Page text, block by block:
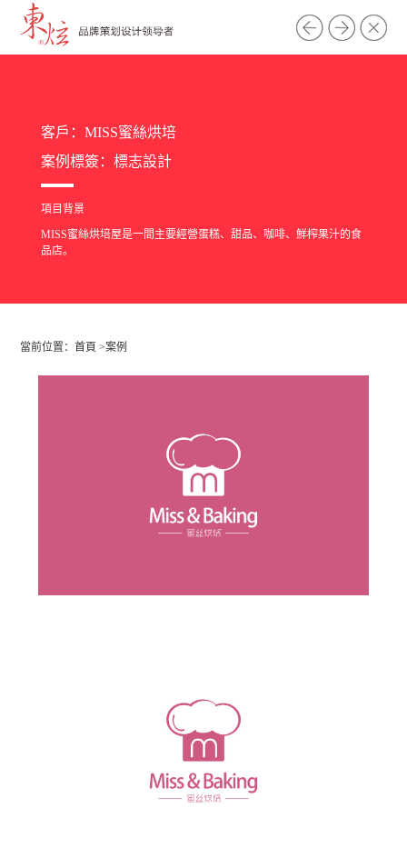
客戶：MISS蜜絲烘培
案例標簽： 標志設計
項目背景
MISS蜜絲烘培屋是一間主要經營蛋糕、甜品、咖啡、鮮榨果汁的食
品店。
當前位置：首頁 >案例